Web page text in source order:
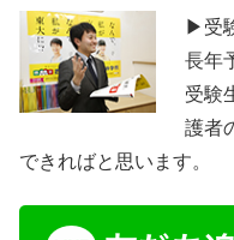
▶受
長年
受験
護者
できればと思います。